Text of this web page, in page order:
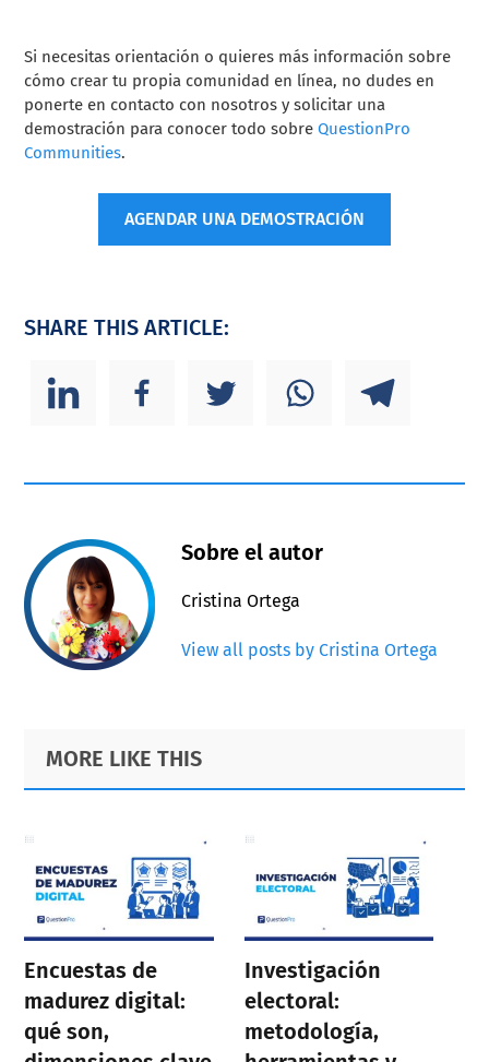
Si necesitas orientación o quieres más información sobre
cómo crear tu propia comunidad en línea, no dudes en
ponerte en contacto con nosotros y solicitar una
demostración para conocer todo sobreQuestionPro
Communities.
AGENDAR UNA DEMOSTRACIÓN
SHARE THIS ARTICLE:
Sobre el autor
Cristina Ortega
View all posts by Cristina Ortega
Primary
Sidebar
Footer
MORE LIKE THIS
Encuestas de
madurez digital:
qué son,
Investigación
electoral:
metodología,